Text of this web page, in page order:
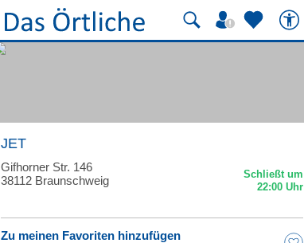
JET
Gifhorner Str. 146
38112 Braunschweig
Zu meinen Favoriten hinzufügen